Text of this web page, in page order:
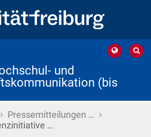
und
(bis
› Pressemitteilungen … ›
…